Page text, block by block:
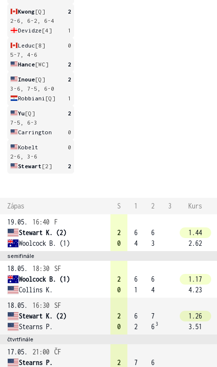
Kwong [Q]
2
2-6, 6-2, 6-4
Devidze [4] 1
Leduc [8]
0
5-7, 4-6
Hance[WC] 2
Inoue[Q]
2
3-6, 7-5, 6-0
Robbiani [Q] 1
Yu[Q]
2
7-5, 6-3
Carrington
0
Kobelt
0
2-6, 3-6
Stewart [2] 2
Zápas S 1 2 3
Kurs
19.05.
16:40
F
Stewart K. (2)
Woolcock B. (1)
2
0
6
4
6
3
1.44
2.62
semifinále
18.05. 18:30
SF
Woolcock B. (1)
Collins K.
2
0
6
1
6
4
1.17
4.23
18.05.
16:30
SF
Stewart K. (2)
Stearns P.
2
0
6
2
7
6 3
1.26
3.51
čtvrtfinále
17.05. 21:00 ČF
Stearns P.
2
7
6